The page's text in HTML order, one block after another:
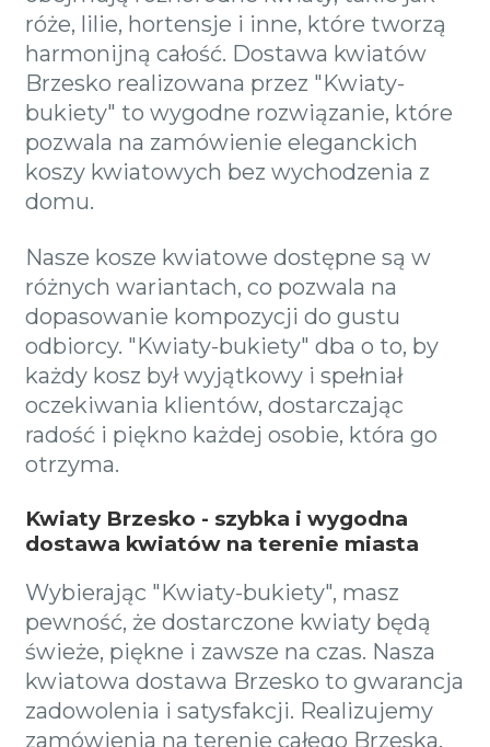
róże, lilie, hortensje i inne, które tworzą
harmonijną całość. Dostawa kwiatów
Brzesko realizowana przez "Kwiaty-
bukiety" to wygodne rozwiązanie, które
pozwala na zamówienie eleganckich
koszy kwiatowych bez wychodzenia z
domu.
Nasze kosze kwiatowe dostępne są w
różnych wariantach, co pozwala na
dopasowanie kompozycji do gustu
odbiorcy. "Kwiaty-bukiety" dba o to, by
każdy kosz był wyjątkowy i spełniał
oczekiwania klientów, dostarczając
radość i piękno każdej osobie, która go
otrzyma.
Kwiaty Brzesko - szybka i wygodna
dostawa kwiatów na terenie miasta
Wybierając "Kwiaty-bukiety", masz
pewność, że dostarczone kwiaty będą
świeże, piękne i zawsze na czas. Nasza
kwiatowa dostawa Brzesko to gwarancja
zadowolenia i satysfakcji. Realizujemy
zamówienia na terenie całego Brzeska,